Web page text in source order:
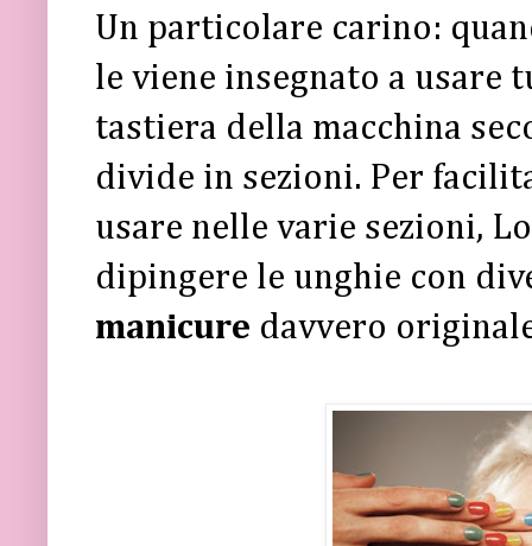
Un particolare carino:
le viene insegnato a
tastiera della macchina
divide in sezioni. Per
usare nelle varie sezioni,
dipingere le unghie con
manicure davvero